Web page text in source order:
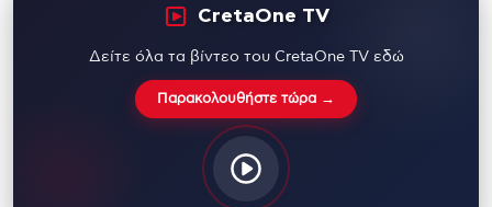
CretaOne TV
Δείτε όλα τα βίντεο του CretaOne TV εδώ
Παρακολουθήστε τώρα →